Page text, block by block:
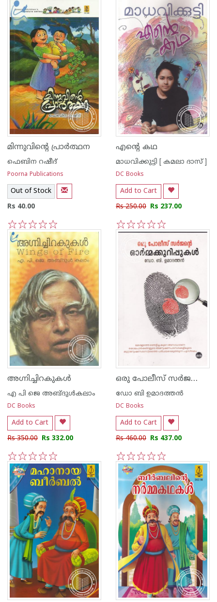
2
മിന്നുവിന്റെ പ്രാര്‍ത്ഥന
ഫെബിന റഷീദ്
Poorna Publications
Out of Stock
Rs 40.00
5
4
3
2
1
എന്റെ കഥ
മാധവിക്കുട്ടി [ കമലാ ദാസ് ]
DC Books
Add to Cart
Rs 250.00 Rs 237.00
5
4
3
2
1
അഗ്നിച്ചിറകുകള്‍
എ പി ജെ അബ്ദുള്‍കലാം
DC Books
Add to Cart
Rs 350.00 Rs 332.00
5
4
3
2
1
ഒരു പോലീസ് സര്‍ജന്റെ ഓര്‍മ്മക്കുറിപ്പുകള്‍
ഡോ ബി ഉമാദത്തന്‍
DC Books
Add to Cart
Rs 460.00 Rs 437.00
5
4
3
2
1